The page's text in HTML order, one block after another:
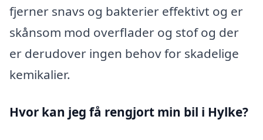
fjerner snavs og bakterier effektivt og er
skånsom mod overflader og stof og der
er derudover ingen behov for skadelige
kemikalier.
Hvor kan jeg få rengjort min bil i Hylke?